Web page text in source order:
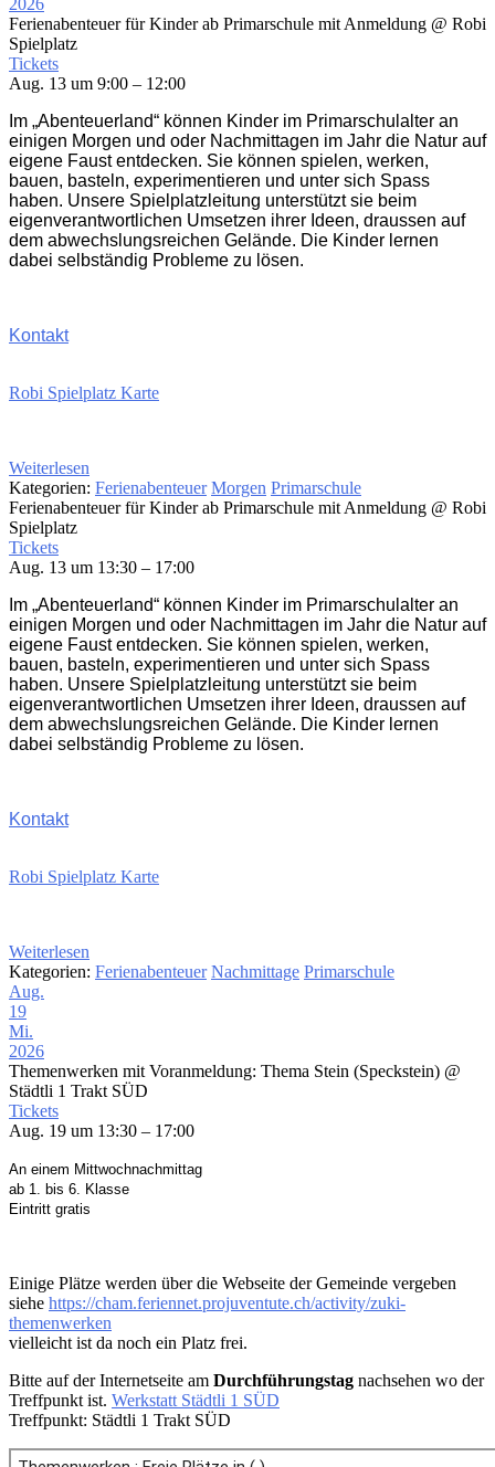
Ferienabenteuer für Kinder ab Primarschule mit Anmeldung @ Robi
Spielplatz
Tickets
Aug. 13 um 9:00 – 12:00
Im „Abenteuerland“ können Kinder im Primarschulalter an
einigen Morgen und oder Nachmittagen im Jahr die Natur auf
eigene Faust entdecken. Sie können spielen, werken,
bauen, basteln, experimentieren und unter sich Spass
haben. Unsere Spielplatzleitung unterstützt sie beim
eigenverantwortlichen Umsetzen ihrer Ideen, draussen auf
dem abwechslungsreichen Gelände. Die Kinder lernen
dabei selbständig Probleme zu lösen.
Kontakt
Robi Spielplatz Karte
Weiterlesen
Kategorien: Ferienabenteuer Morgen Primarschule
Ferienabenteuer für Kinder ab Primarschule mit Anmeldung @ Robi
Spielplatz
Tickets
Aug. 13 um 13:30 – 17:00
Im „Abenteuerland“ können Kinder im Primarschulalter an
einigen Morgen und oder Nachmittagen im Jahr die Natur auf
eigene Faust entdecken. Sie können spielen, werken,
bauen, basteln, experimentieren und unter sich Spass
haben. Unsere Spielplatzleitung unterstützt sie beim
eigenverantwortlichen Umsetzen ihrer Ideen, draussen auf
dem abwechslungsreichen Gelände. Die Kinder lernen
dabei selbständig Probleme zu lösen.
Kontakt
Robi Spielplatz Karte
Weiterlesen
Kategorien: Ferienabenteuer Nachmittage Primarschule
Aug.
19
Mi.
2026
Themenwerken mit Voranmeldung: Thema Stein (Speckstein) @
Städtli 1 Trakt SÜD
Tickets
Aug. 19 um 13:30 – 17:00
An einem Mittwochnachmittag
ab 1. bis 6. Klasse
Eintritt gratis
Einige Plätze werden über die Webseite der Gemeinde vergeben
siehe https://cham.feriennet.projuventute.ch/activity/zuki-
themenwerken
vielleicht ist da noch ein Platz frei.
Bitte auf der Internetseite am Durchführungstag nachsehen wo der
Treffpunkt ist. Werkstatt Städtli 1 SÜD
Treffpunkt: Städtli 1 Trakt SÜD